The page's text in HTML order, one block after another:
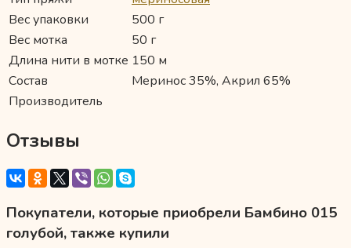
Вес упаковки
500 г
Вес мотка
50 г
Длина нити в мотке 150 м
Состав
Меринос 35%, Акрил 65%
Производитель
Отзывы
Покупатели, которые приобрели Бамбино 015
голубой, также купили